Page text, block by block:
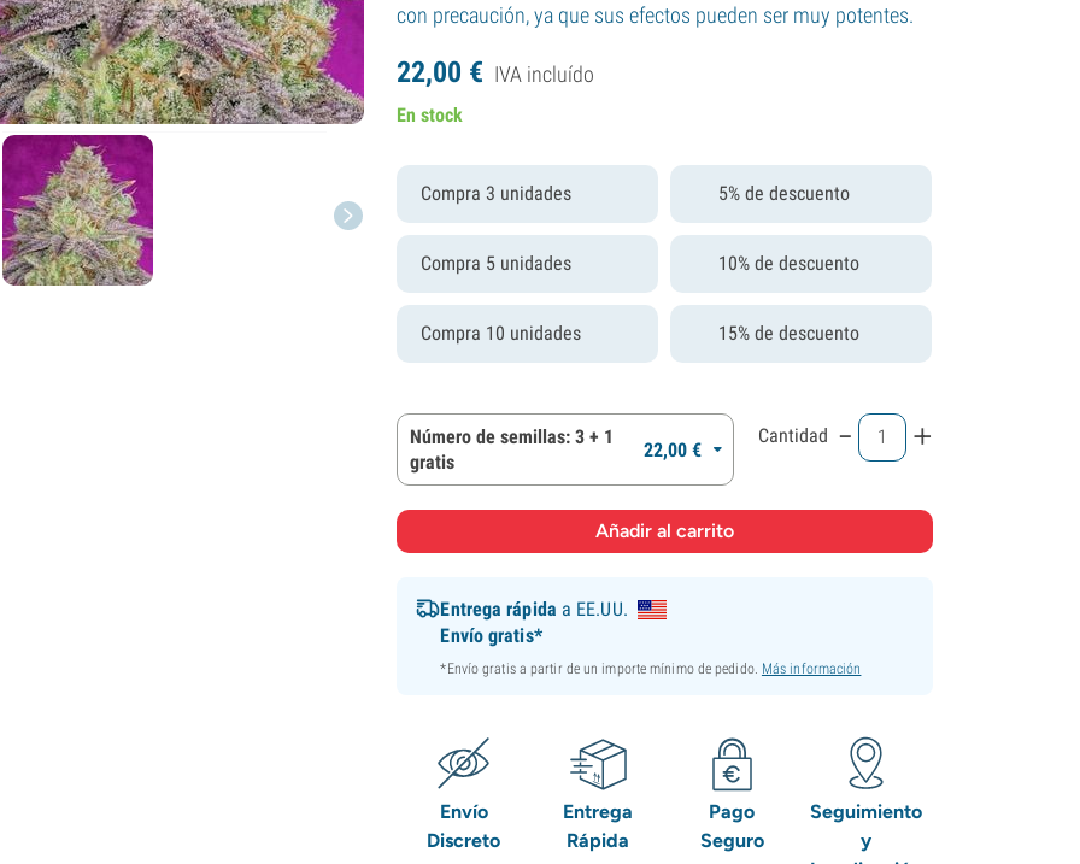
con precaución, ya que sus efectos pueden ser muy potentes.
22,00 € IVA incluído
En stock
Compra 3 unidades 5% de descuento
Compra 5 unidades 10% de descuento
Compra 10 unidades 15% de descuento
Número de semillas: 3 + 1
gratis
22,00 €
Cantidad - +
Entrega rápida a EE.UU.
Envío gratis*
*Envío gratis a partir de un importe mínimo de pedido. Más información
Envío
Discreto
Entrega
Rápida
Pago
Seguro
Seguimiento
y